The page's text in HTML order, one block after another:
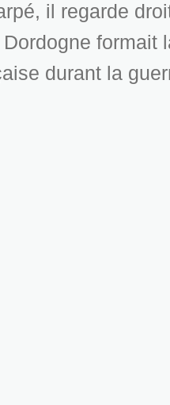
il regarde
formait
durant la